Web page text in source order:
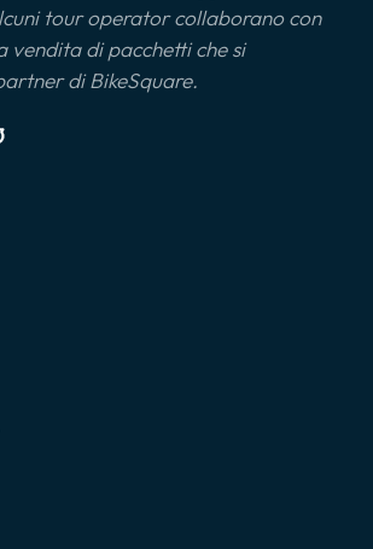
tour operator collaborano con
vendita di pacchetti che si
di BikeSquare.